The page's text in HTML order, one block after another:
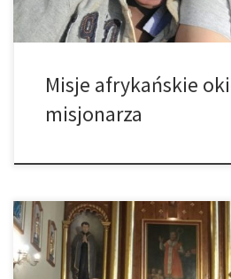
Misje afrykańskie
misjonarza
Niedziela 20 listopada to ostatnia